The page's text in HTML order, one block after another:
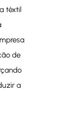
têxtil
de
a